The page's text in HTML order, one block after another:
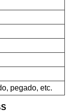
pegado, etc.